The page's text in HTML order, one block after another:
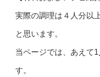
実際の調理は４人分以
と思います。
当ページでは、あえて
す。